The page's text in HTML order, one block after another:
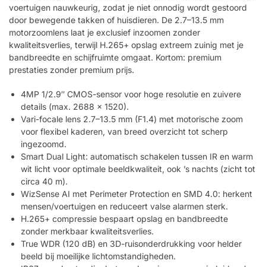
voertuigen nauwkeurig, zodat je niet onnodig wordt gestoord
door bewegende takken of huisdieren. De 2.7–13.5 mm
motorzoomlens laat je exclusief inzoomen zonder
kwaliteitsverlies, terwijl H.265+ opslag extreem zuinig met je
bandbreedte en schijfruimte omgaat. Kortom: premium
prestaties zonder premium prijs.
4MP 1/2.9″ CMOS-sensor voor hoge resolutie en zuivere
details (max. 2688 × 1520).
Vari-focale lens 2.7–13.5 mm (F1.4) met motorische zoom
voor flexibel kaderen, van breed overzicht tot scherp
ingezoomd.
Smart Dual Light: automatisch schakelen tussen IR en warm
wit licht voor optimale beeldkwaliteit, ook ’s nachts (zicht tot
circa 40 m).
WizSense AI met Perimeter Protection en SMD 4.0: herkent
mensen/voertuigen en reduceert valse alarmen sterk.
H.265+ compressie bespaart opslag en bandbreedte
zonder merkbaar kwaliteitsverlies.
True WDR (120 dB) en 3D-ruisonderdrukking voor helder
beeld bij moeilijke lichtomstandigheden.